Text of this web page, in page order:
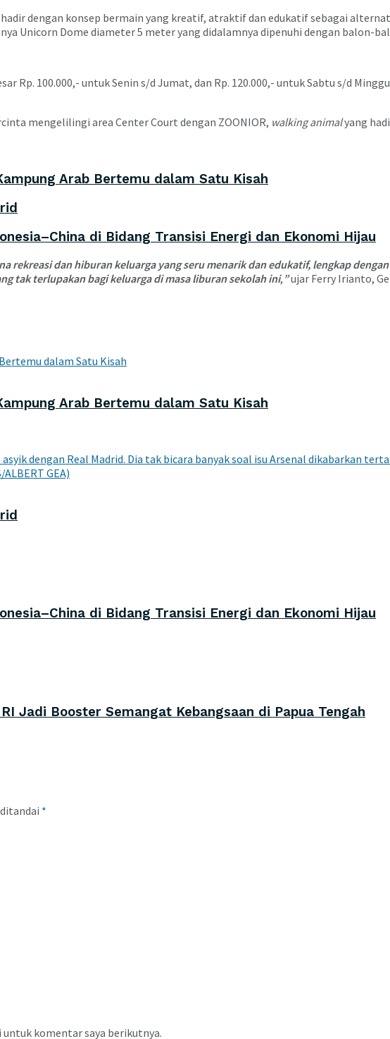
hadir dengan konsep bermain yang kreatif, atraktif dan edukatif sebagai
Unicorn Dome diameter 5 meter yang didalamnya dipenuhi dengan balon-
Rp. 100.000,- untuk Senin s/d Jumat, dan Rp. 120.000,- untuk Sabtu s/d
mengelilingi area Center Court dengan ZOONIOR, walking animalyang
Arab Bertemu dalam Satu Kisah
di Bidang Transisi Energi dan Ekonomi Hijau
rekreasi dan hiburan keluarga yang seru menarik dan edukatif, lengkap
tak terlupakan bagi keluarga di masa liburan sekolah ini, ”ujar Ferry Irianto,
Arab Bertemu dalam Satu Kisah
di Bidang Transisi Energi dan Ekonomi Hijau
Jadi Booster Semangat Kebangsaan di Papua Tengah
*
untuk komentar saya berikutnya.